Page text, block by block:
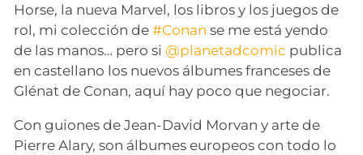
Horse, la nueva Marvel, los libros y los juegos de
rol, mi colección de#Conan se me está yendo
de las manos… pero si @planetadcomic publica
en castellano los nuevos álbumes franceses de
Glénat de Conan, aquí hay poco que negociar.
Con guiones de Jean-David Morvan y arte de
Pierre Alary, son álbumes europeos con todo lo